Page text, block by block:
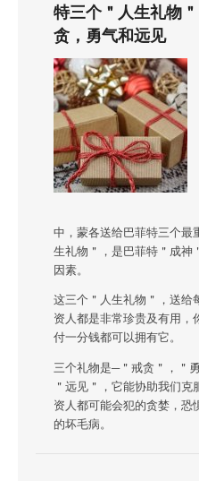
特三个＂人生礼物
贪，勇气和远见
中，蒙各送给巴菲特三个最
生礼物＂，是巴菲特＂成神
因素。
这三个＂人生礼物＂，送给
资人都是非常珍贵及有用，
付一分钱都可以拥有它。
三个礼物是─＂戒贪＂，＂
＂远见＂，它能协助我们克
资人都可能会犯的贪婪，恐
的坏毛病。